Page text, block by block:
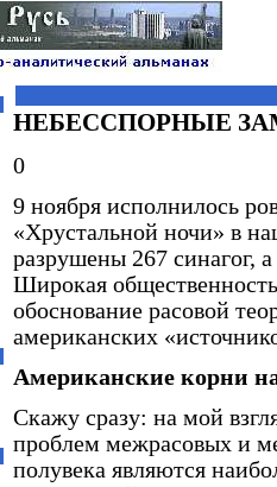
НЕБЕССПОРНЫЕ
0
9 ноября исполнилось
«Хрустальной ночи» в
разрушены 267 синагог,
Широкая
обоснование расовой
американских
Американские корни
Скажу сразу: на мой
проблем межрасовых и
полувека являются